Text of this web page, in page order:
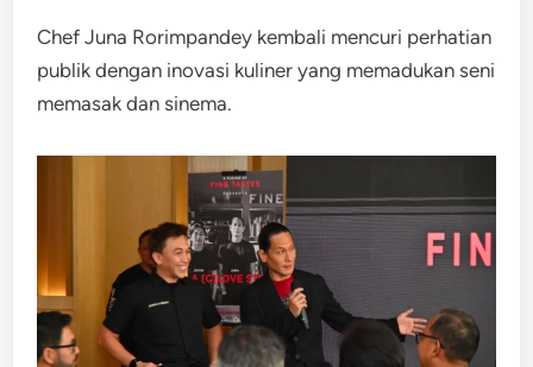
Chef Juna Rorimpandey kembali mencuri perhatian
publik dengan inovasi kuliner yang memadukan seni
memasak dan sinema.